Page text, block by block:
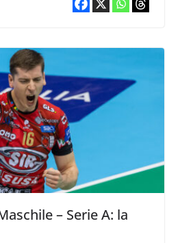
– Serie A: la